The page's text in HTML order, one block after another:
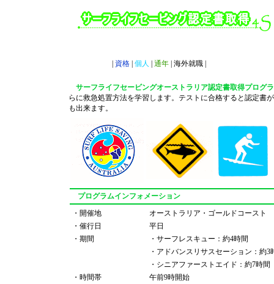
| 資格 | 個人 | 通年 | 海外就職 |
サーフライフセービングオーストラリア認定書取得プログ
らに救急処置方法を学習します。テストに合格すると認定書
も出来ます。
プログラムインフォメーション
・開催地
オーストラリア・ゴールドコースト
・催行日
平日
・期間
・サーフレスキュー：約4時間
・アドバンスリサスセーション：約3
・シニアファーストエイド：約7時間
・時間帯
午前9時開始